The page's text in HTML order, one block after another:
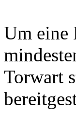
Um eine
Torwart